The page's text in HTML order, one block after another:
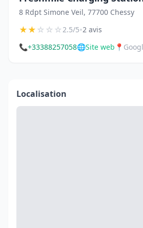
8 Rdpt Simone Veil, 77700 Chessy
★★☆☆☆2.5/5•2 avis
📞+33388257058🌐Site web 📍
Localisation